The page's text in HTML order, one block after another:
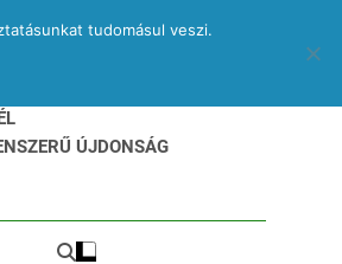
ÚJDONSÁG
tudomásul veszi.